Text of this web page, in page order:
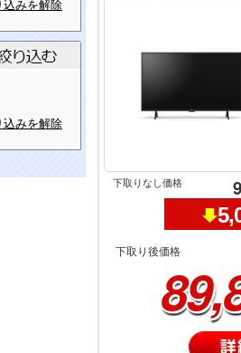
込みを解除
込みを解除
下取りなし価格
下取り後価格